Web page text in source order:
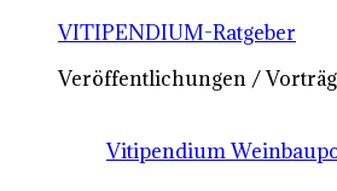
VITIPENDIUM-Ratgeber
Veröffentlichungen /
Vitipendium